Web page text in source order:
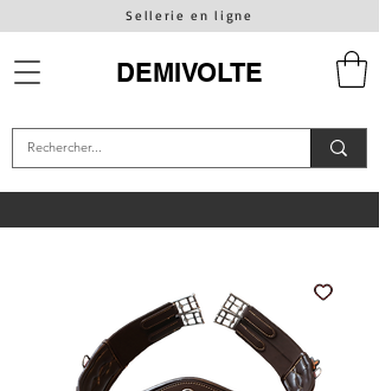
Sellerie en ligne
DEMIVOLTE